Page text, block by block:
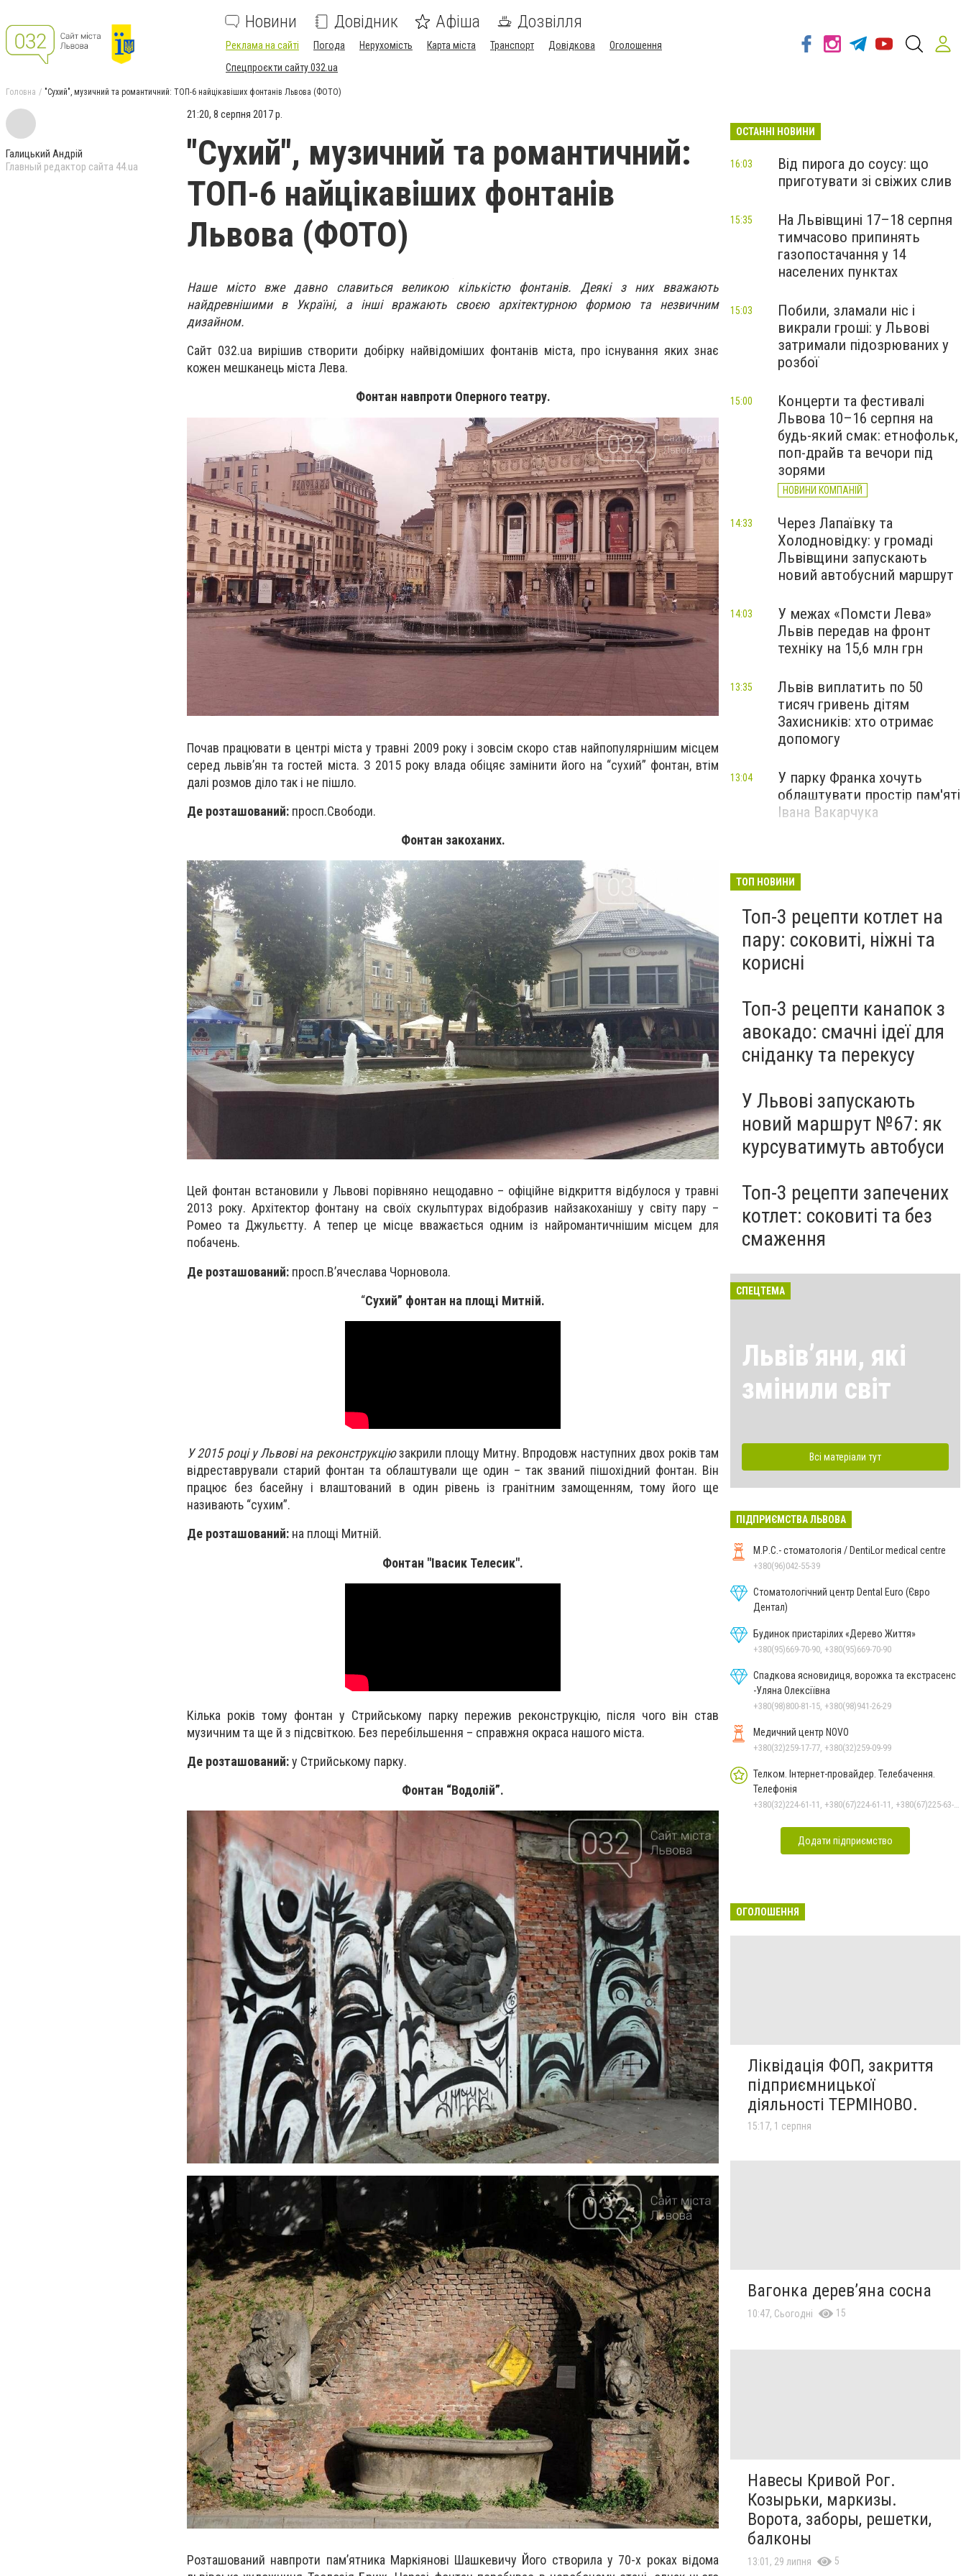
Новини Довідник Афіша Дозвілля
Реклама на сайті Погода Нерухомість Карта міста Транспорт Довідкова
Оголошення
Спецпроєкти сайту 032.ua
Головна "Сухий", музичний та романтичний: ТОП-6 найцікавіших фонтанів Львова (ФОТО)
Галицький Андрій
Главный редактор сайта 44.ua
21:20, 8 серпня 2017 р.
"Сухий", музичний та романтичний:
ТОП-6 найцікавіших фонтанів
Львова (ФОТО)
Наше місто вже давно славиться великою кількістю фонтанів. Деякі з них вважають
найдревнішими в Україні, а інші вражають своєю архітектурною формою та незвичним
дизайном.
Сайт 032.ua вирішив створити добірку найвідоміших фонтанів міста, про існування яких знає
кожен мешканець міста Лева.
Фонтан навпроти Оперного театру.
Почав працювати в центрі міста у травні 2009 року і зовсім скоро став найпопулярнішим місцем
серед львів’ян та гостей міста. З 2015 року влада обіцяє замінити його на “сухий” фонтан, втім
далі розмов діло так і не пішло.
Де розташований: просп.Свободи.
Фонтан закоханих.
Цей фонтан встановили у Львові порівняно нещодавно – офіційне відкриття відбулося у травні
2013 року. Архітектор фонтану на своїх скульптурах відобразив найзакоханішу у світу пару –
Ромео та Джульєтту. А тепер це місце вважається одним із найромантичнішим місцем для
побачень.
Де розташований: просп.В’ячеслава Чорновола.
“Сухий” фонтан на площі Митній.
У 2015 році у Львові на реконструкціюзакрили площу Митну. Впродовж наступних двох років там
відреставрували старий фонтан та облаштували ще один – так званий пішохідний фонтан. Він
працює без басейну і влаштований в один рівень із гранітним замощенням, тому його ще
називають “сухим”.
Де розташований: на площі Митній.
Фонтан "Івасик Телесик".
Кілька років тому фонтан у Стрийському парку пережив реконструкцію, після чого він став
музичним та ще й з підсвіткою. Без перебільшення – справжня окраса нашого міста.
Де розташований:у Стрийському парку.
Фонтан “Водолій”.
Розташований навпроти пам’ятника Маркіянові Шашкевичу Його створила у 70-х роках відома
ОСТАННІ НОВИНИ
Від пирога до соусу: що
приготувати зі свіжих слив
16:03
На Львівщині 17–18 серпня
тимчасово припинять
газопостачання у 14
населених пунктах
15:35
Побили, зламали ніс і
викрали гроші: у Львові
затримали підозрюваних у
розбої
15:03
Концерти та фестивалі
Львова 10–16 серпня на
будь-який смак: етнофольк,
поп-драйв та вечори під
зорями
НОВИНИ КОМПАНІЙ
15:00
Через Лапаївку та
Холодновідку: у громаді
Львівщини запускають
новий автобусний маршрут
14:33
У межах «Помсти Лева»
Львів передав на фронт
техніку на 15,6 млн грн
14:03
Львів виплатить по 50
тисяч гривень дітям
Захисників: хто отримає
допомогу
13:35
У парку Франка хочуть
облаштувати простір пам'яті
Івана Вакарчука
13:04
ТОП НОВИНИ
Топ-3 рецепти котлет на
пару: соковиті, ніжні та
корисні
Топ-3 рецепти канапок з
авокадо: смачні ідеї для
сніданку та перекусу
У Львові запускають
новий маршрут №67: як
курсуватимуть автобуси
Топ-3 рецепти запечених
котлет: соковиті та без
смаження
СПЕЦТЕМА
Львівʼяни, які
змінили світ
Всі матеріали тут
ПІДПРИЄМСТВА ЛЬВОВА
М.Р.С.- стоматологія / DentiLor medical centre
+380(96)042-55-39
Стоматологічний центр Dental Euro (Євро
Дентал)
Будинок пристарілих «Дерево Життя»
+380(95)669-70-90, +380(95)669-70-90
Спадкова ясновидиця, ворожка та екстрасенс
-Уляна Олексіївна
+380(98)800-81-15, +380(98)941-26-29
Медичний центр NOVO
+380(32)259-17-77, +380(32)259-09-99
Телком. Інтернет-провайдер. Телебачення.
Телефонія
Додати підприємство
ОГОЛОШЕННЯ
Ліквідація ФОП, закриття
підприємницької
діяльності ТЕРМІНОВО.
15:17, 1 серпня
Вагонка дерев’яна сосна
10:47, Сьогодні 15
Навесы Кривой Рог.
Козырьки, маркизы.
Ворота, заборы, решетки,
балконы
13:01, 29 липня 5